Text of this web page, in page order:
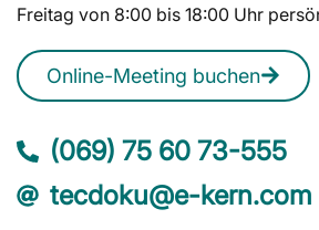
Freitag von 8:00 bis 18:00 Uhr
Online-Meeting buchen
(069) 75 60 73-555
tecdoku@e-kern.com